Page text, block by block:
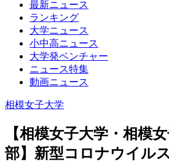
最新ニュース
ランキング
大学ニュース
小中高ニュース
大学発ベンチャー
ニュース特集
動画ニュース
相模女子大学
【相模女子大学・相模
部】新型コロナウイル